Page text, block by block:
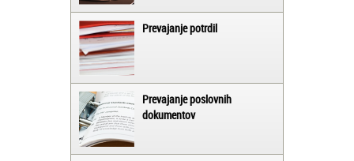
Prevajanje potrdil
Prevajanje poslovnih
dokumentov